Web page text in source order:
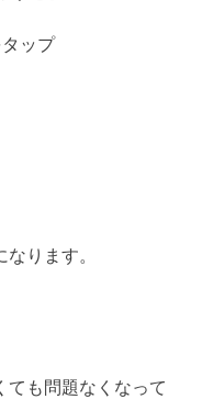
ップ
ります。
も問題なくなって